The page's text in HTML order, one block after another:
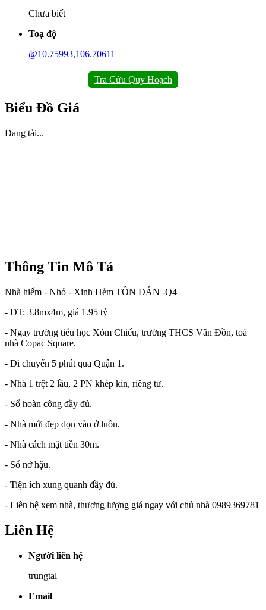
Chưa biết
Toạ độ
@10.75993,106.70611
Tra Cứu Quy Hoạch
Biểu Đồ Giá
Đang tải...
Thông Tin Mô Tả
Nhà hiếm - Nhỏ - Xinh Hẻm TÔN ĐẢN -Q4
- DT: 3.8mx4m, giá 1.95 tỷ
- Ngay trường tiểu học Xóm Chiếu, trường THCS Vân Đồn, toà
nhà Copac Square.
- Di chuyển 5 phút qua Quận 1.
- Nhà 1 trệt 2 lầu, 2 PN khép kín, riêng tư.
- Sổ hoàn công đầy đủ.
- Nhà mới đẹp dọn vào ở luôn.
- Nhà cách mặt tiền 30m.
- Sổ nở hậu.
- Tiện ích xung quanh đầy đủ.
- Liên hệ xem nhà, thương lượng giá ngay với chủ nhà 0989369781
Liên Hệ
Người liên hệ
trungtal
Email